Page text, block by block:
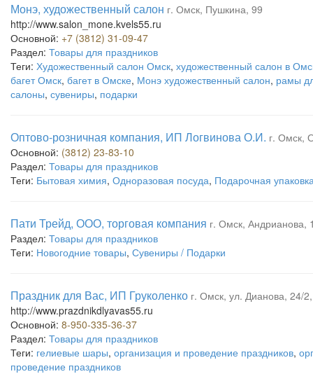
Монэ, художественный салон г. Омск, Пушкина, 99
http://www.salon_mone.kvels55.ru
Основной: +7 (3812) 31-09-47
Раздел: Товары для праздников
Теги: Художественный салон Омск, художественный салон в
багет Омск, багет в Омске, Монэ художественный салон, рамы
салоны, сувениры, подарки
Оптово-розничная компания, ИП Логвинова О.И. г. Омск,
Основной: (3812) 23-83-10
Раздел: Товары для праздников
Теги: Бытовая химия, Одноразовая посуда, Подарочная
Пати Трейд, ООО, торговая компания г. Омск, Андрианова,
Раздел: Товары для праздников
Теги: Новогодние товары, Сувениры / Подарки
Праздник для Вас, ИП Груколенко г. Омск, ул. Дианова, 24/
http://www.prazdnikdlyavas55.ru
Основной: 8-950-335-36-37
Раздел: Товары для праздников
Теги: гелиевые шары, организация и проведение праздников,
проведение праздников